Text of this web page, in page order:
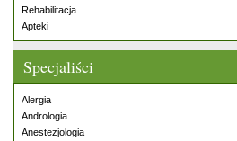
Rehabilitacja
Apteki
Specjaliści
Alergia
Andrologia
Anestezjologia